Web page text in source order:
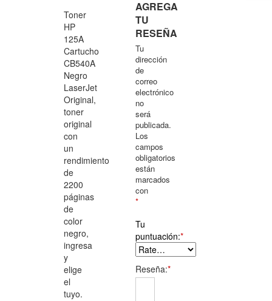
Toner
HP
125A
Cartucho
CB540A
Negro
LaserJet
Original,
toner
original
con
un
rendimiento
de
2200
páginas
de
color
negro,
ingresa
y
elige
el
tuyo.
AGREGA
TU
RESEÑA
Tu
dirección
de
correo
electrónico
no
será
publicada.
Los
campos
obligatorios
están
marcados
con
*
Tu
puntuación:*
Reseña:*